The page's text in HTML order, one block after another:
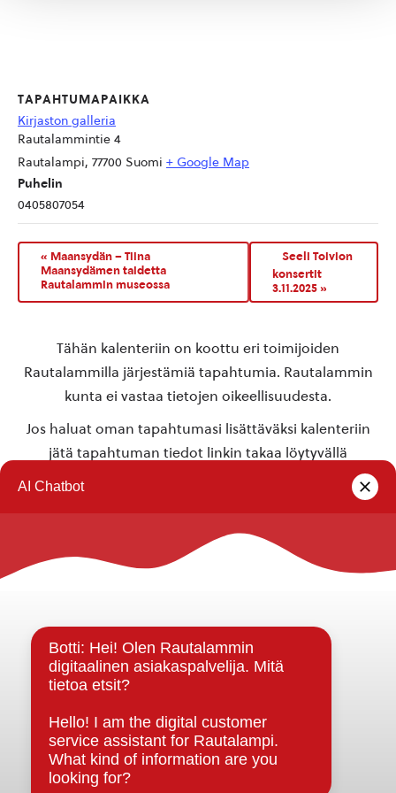
TAPAHTUMAPAIKKA
Kirjaston galleria
Rautalammintie 4
Rautalampi, 77700 Suomi + Google Map
Puhelin
0405807054
« Maansydän – Tiina
Maansydämen taidetta
Rautalammin museossa
Seeli Toivion
konsertit
3.11.2025»
Tähän kalenteriin on koottu eri toimijoiden
Rautalammilla järjestämiä tapahtumia. Rautalammin
kunta ei vastaa tietojen oikeellisuudesta.
Jos haluat oman tapahtumasi lisättäväksi kalenteriin
jätä tapahtuman tiedot linkin takaa löytyvällä
Rautalammin kunta
Strategiat, ohjelmat, ohjeet, suunnitelmat, säännöt ja
sopimukset
Asiakirjajulkisuuskuvaus
Evästeet
Saavutettavuusseloste
Tietosuoja